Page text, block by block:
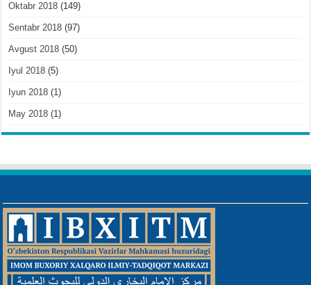
Oktabr 2018 (149)
Sentabr 2018 (97)
Avgust 2018 (50)
Iyul 2018 (5)
Iyun 2018 (1)
May 2018 (1)